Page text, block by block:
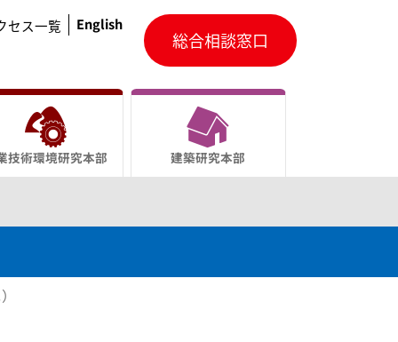
セス一覧 English
総合相談窓口
技術環境研究本部 建築研究本部